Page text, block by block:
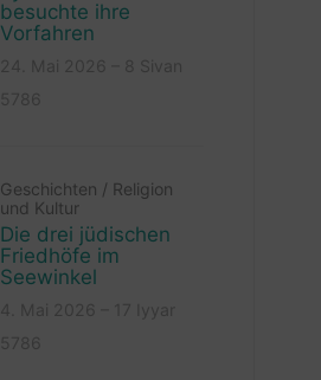
besuchte ihre
Vorfahren
Geschichten / Religion
und Kultur
Die drei jüdischen
Friedhöfe im
Seewinkel